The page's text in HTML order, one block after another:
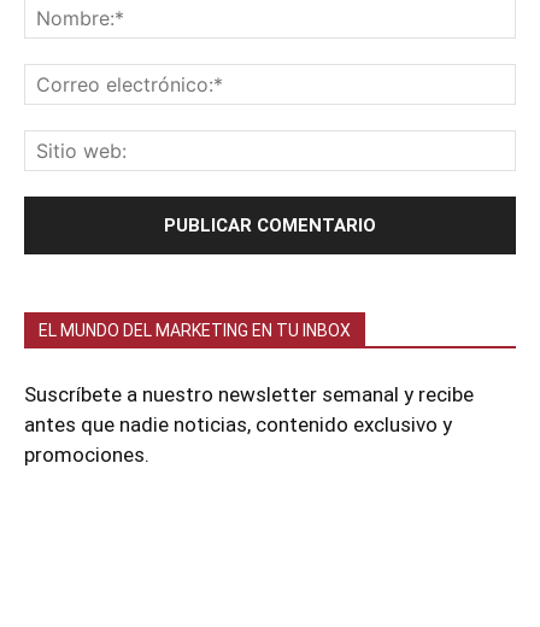
EL MUNDO DEL MARKETING EN TU INBOX
Suscríbete a nuestro newsletter semanal y recibe
antes que nadie noticias, contenido exclusivo y
promociones.